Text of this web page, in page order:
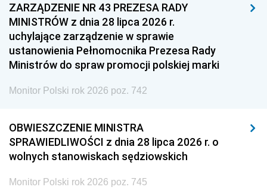
ZARZĄDZENIE NR 43 PREZESA RADY
MINISTRÓW z dnia 28 lipca 2026 r.
uchylające zarządzenie w sprawie
ustanowienia Pełnomocnika Prezesa Rady
Ministrów do spraw promocji polskiej marki
Monitor Polski rok 2026 poz. 742
OBWIESZCZENIE MINISTRA
SPRAWIEDLIWOŚCI z dnia 28 lipca 2026 r. o
wolnych stanowiskach sędziowskich
Monitor Polski rok 2026 poz. 745